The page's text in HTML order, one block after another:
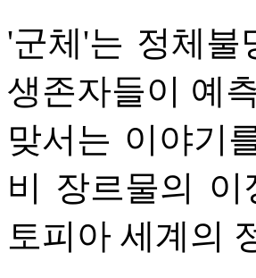
'군체'는 정체불
생존자들이 예
맞서는 이야기
비 장르물의
토피아 세계의